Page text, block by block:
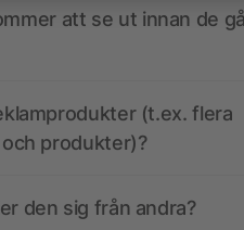
att se ut innan de
(t.ex. flera
produkter)?
den sig från andra?